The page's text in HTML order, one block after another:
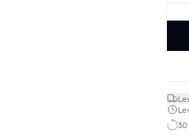
30